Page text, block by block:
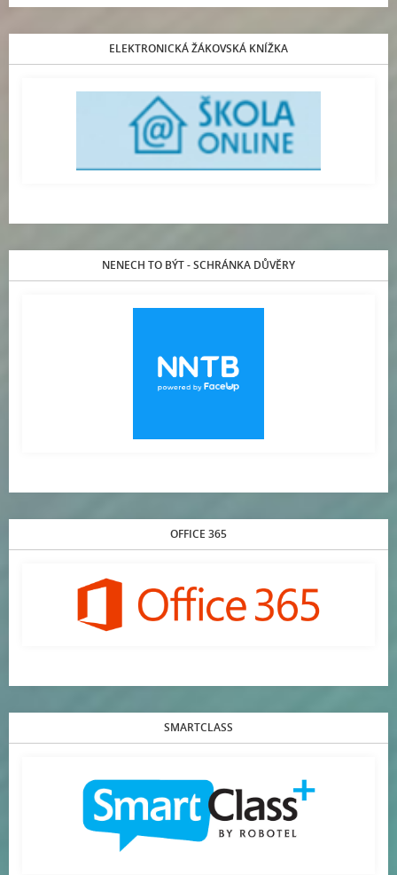
ELEKTRONICKÁ ŽÁKOVSKÁ KNÍŽKA
NENECH TO BÝT - SCHRÁNKA DŮVĚRY
OFFICE 365
SMARTCLASS